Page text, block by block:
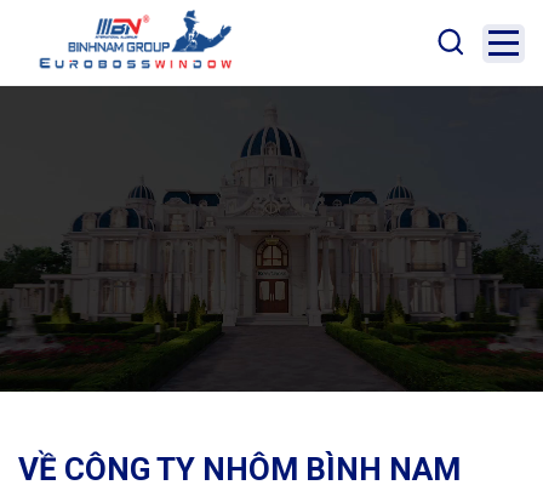
VỀ CÔNG TY NHÔM BÌNH NAM